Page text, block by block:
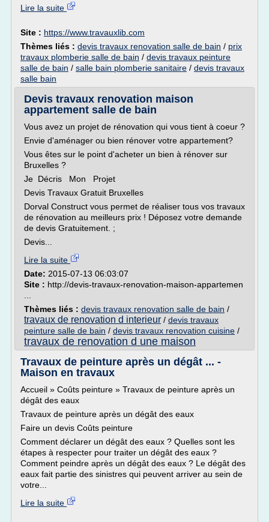
Lire la suite
Site : https://www.travauxlib.com
Thèmes liés : devis travaux renovation salle de bain / prix
travaux plomberie salle de bain / devis travaux peinture
salle de bain / salle bain plomberie sanitaire / devis travaux
salle bain
Devis travaux renovation maison
appartement salle de bain
Vous avez un projet de rénovation qui vous tient à coeur ?
Envie d'aménager ou bien rénover votre appartement?
Vous êtes sur le point d'acheter un bien à rénover sur
Bruxelles ?
Je Décris Mon Projet
Devis Travaux Gratuit Bruxelles
Dorval Construct vous permet de réaliser tous vos travaux
de rénovation au meilleurs prix ! Déposez votre demande
de devis Gratuitement. ;
Devis...
Lire la suite
Date: 2015-07-13 06:03:07
Site : http://devis-travaux-renovation-maison-appartemen
Thèmes liés : devis travaux renovation salle de bain /
travaux de renovation d interieur / devis travaux
peinture salle de bain / devis travaux renovation cuisine /
travaux de renovation d une maison
Travaux de peinture après un dégât ... -
Maison en travaux
Accueil » Coûts peinture » Travaux de peinture après un
dégât des eaux
Travaux de peinture après un dégât des eaux
Faire un devis Coûts peinture
Comment déclarer un dégât des eaux ? Quelles sont les
étapes à respecter pour traiter un dégât des eaux ?
Comment peindre après un dégât des eaux ? Le dégât des
eaux fait partie des sinistres qui peuvent arriver au sein de
votre...
Lire la suite